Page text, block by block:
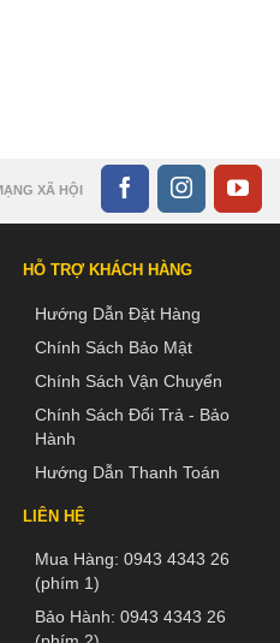
XÃ HỘI
HỖ TRỢ KHÁCH HÀNG
Hướng Dẫn Đặt Hàng
Chính Sách Bảo Mật
Chính Sách Vận Chuyển
Chính Sách Đổi Trả - Bảo
Hành
Hướng Dẫn Thanh Toán
LIÊN HỆ
Mua Hàng: 0943 4343 26
(phím 1)
Bảo Hành: 0943 4343 26